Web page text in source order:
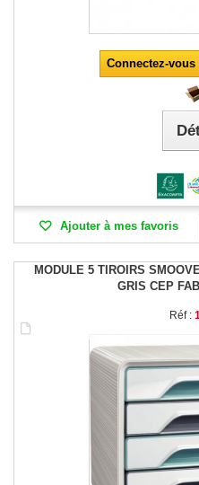
Connectez-
Ajouter à mes favoris
MODULE 5 TIROIRS
GRIS CEP
Réf :